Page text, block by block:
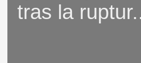
tras la